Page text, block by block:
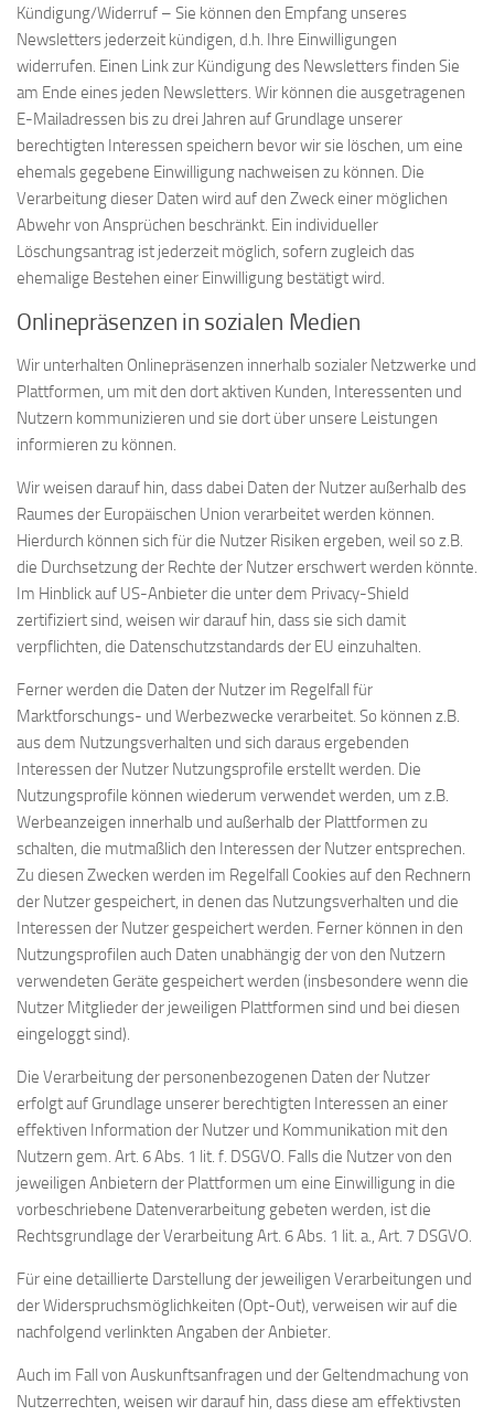
Kündigung/Widerruf – Sie können den Empfang unseres
Newsletters jederzeit kündigen, d.h. Ihre Einwilligungen
widerrufen. Einen Link zur Kündigung des Newsletters finden Sie
am Ende eines jeden Newsletters. Wir können die ausgetragenen
E-Mailadressen bis zu drei Jahren auf Grundlage unserer
berechtigten Interessen speichern bevor wir sie löschen, um eine
ehemals gegebene Einwilligung nachweisen zu können. Die
Verarbeitung dieser Daten wird auf den Zweck einer möglichen
Abwehr von Ansprüchen beschränkt. Ein individueller
Löschungsantrag ist jederzeit möglich, sofern zugleich das
ehemalige Bestehen einer Einwilligung bestätigt wird.
Onlinepräsenzen in sozialen Medien
Wir unterhalten Onlinepräsenzen innerhalb sozialer Netzwerke und
Plattformen, um mit den dort aktiven Kunden, Interessenten und
Nutzern kommunizieren und sie dort über unsere Leistungen
informieren zu können.
Wir weisen darauf hin, dass dabei Daten der Nutzer außerhalb des
Raumes der Europäischen Union verarbeitet werden können.
Hierdurch können sich für die Nutzer Risiken ergeben, weil so z.B.
die Durchsetzung der Rechte der Nutzer erschwert werden könnte.
Im Hinblick auf US-Anbieter die unter dem Privacy-Shield
zertifiziert sind, weisen wir darauf hin, dass sie sich damit
verpflichten, die Datenschutzstandards der EU einzuhalten.
Ferner werden die Daten der Nutzer im Regelfall für
Marktforschungs- und Werbezwecke verarbeitet. So können z.B.
aus dem Nutzungsverhalten und sich daraus ergebenden
Interessen der Nutzer Nutzungsprofile erstellt werden. Die
Nutzungsprofile können wiederum verwendet werden, um z.B.
Werbeanzeigen innerhalb und außerhalb der Plattformen zu
schalten, die mutmaßlich den Interessen der Nutzer entsprechen.
Zu diesen Zwecken werden im Regelfall Cookies auf den Rechnern
der Nutzer gespeichert, in denen das Nutzungsverhalten und die
Interessen der Nutzer gespeichert werden. Ferner können in den
Nutzungsprofilen auch Daten unabhängig der von den Nutzern
verwendeten Geräte gespeichert werden (insbesondere wenn die
Nutzer Mitglieder der jeweiligen Plattformen sind und bei diesen
eingeloggt sind).
Die Verarbeitung der personenbezogenen Daten der Nutzer
erfolgt auf Grundlage unserer berechtigten Interessen an einer
effektiven Information der Nutzer und Kommunikation mit den
Nutzern gem. Art. 6 Abs. 1 lit. f. DSGVO. Falls die Nutzer von den
jeweiligen Anbietern der Plattformen um eine Einwilligung in die
vorbeschriebene Datenverarbeitung gebeten werden, ist die
Rechtsgrundlage der Verarbeitung Art. 6 Abs. 1 lit. a., Art. 7 DSGVO.
Für eine detaillierte Darstellung der jeweiligen Verarbeitungen und
der Widerspruchsmöglichkeiten (Opt-Out), verweisen wir auf die
nachfolgend verlinkten Angaben der Anbieter.
Auch im Fall von Auskunftsanfragen und der Geltendmachung von
Nutzerrechten, weisen wir darauf hin, dass diese am effektivsten